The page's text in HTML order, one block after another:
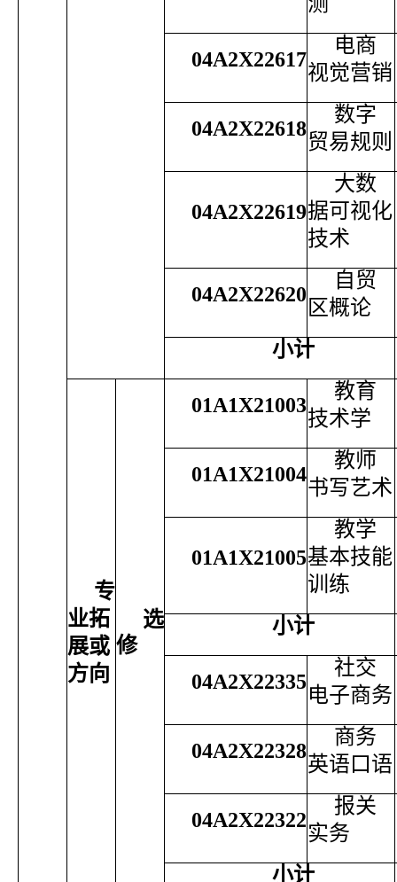
04A2X22617
电商
视觉营销
04A2X22618
数字
贸易规则
04A2X22619
大数
据可视化
技术
04A2X22620
自贸
区概论
小计
专
业拓
展或
方向
选
修
01A1X21003
教育
技术学
01A1X21004
教师
书写艺术
01A1X21005
教学
基本技能
训练
小计
04A2X22335
社交
电子商务
04A2X22328
商务
英语口语
04A2X22322
报关
实务
小计